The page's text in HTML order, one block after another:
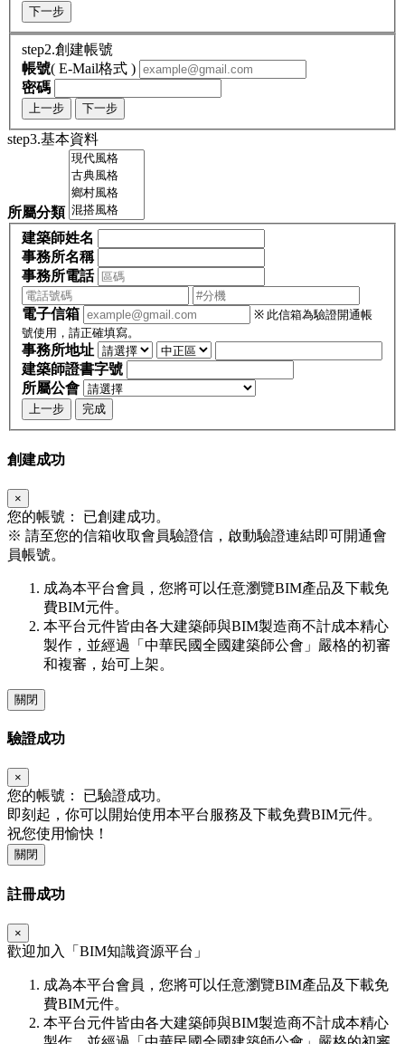
下一步
step2.創建帳號
帳號( E-Mail格式 )
密碼
上一步 下一步
step3.基本資料
所屬分類
建築師姓名
事務所名稱
事務所電話
電子信箱
※ 此信箱為驗證開通帳
號使用，請正確填寫。
事務所地址
建築師證書字號
所屬公會
上一步 完成
創建成功
×
您的帳號：
已創建成功。
※ 請至您的信箱收取會員驗證信，啟動驗證連結即可開通會
員帳號。
成為本平台會員，您將可以任意瀏覽BIM產品及下載免
費BIM元件。
本平台元件皆由各大建築師與BIM製造商不計成本精心
製作，並經過「中華民國全國建築師公會」嚴格的初審
和複審，始可上架。
關閉
驗證成功
×
您的帳號：
已驗證成功。
即刻起，你可以開始使用本平台服務及下載免費BIM元件。
祝您使用愉快！
關閉
註冊成功
×
歡迎加入「 BIM知識資源平台」
成為本平台會員，您將可以任意瀏覽BIM產品及下載免
費BIM元件。
本平台元件皆由各大建築師與BIM製造商不計成本精心